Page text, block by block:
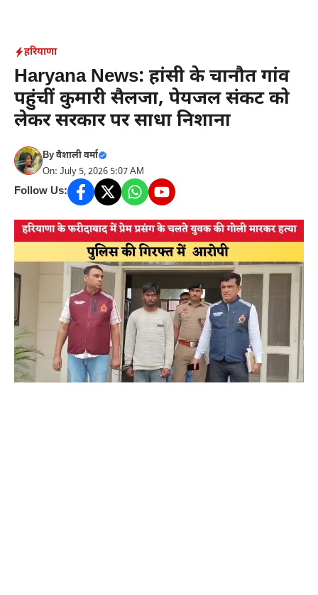
content
हरियाणा
Haryana News: हांसी के चानौत गांव
पहुंचीं कुमारी सैलजा, पेयजल संकट को
लेकर सरकार पर साधा निशाना
Byवैशाली वर्मा
On: July 5, 2026 5:07 AM
Follow Us: